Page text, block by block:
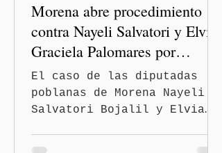
Morena abre procedimiento
contra Nayeli Salvatori y Elvia
Graciela Palomares por
discriminación y burlas
El caso de las diputadas
poblanas de Morena Nayeli
Salvatori Bojalil y Elvia